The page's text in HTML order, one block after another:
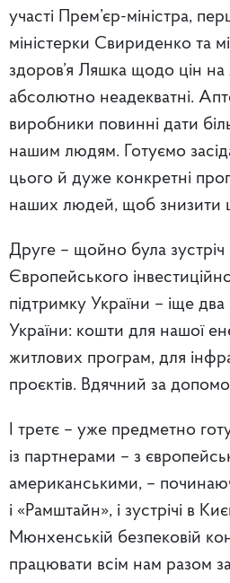
участі Прем’єр-міністра,
міністерки Свириденко та
здоров’я Ляшка щодо цін на
абсолютно неадекватні.
виробники повинні дати
нашим людям. Готуємо
цього й дуже конкретні
наших людей, щоб знизити
Друге – щойно була зустріч
Європейського
підтримку України – іще
України: кошти для нашої
житлових програм, для
проєктів. Вдячний за
І третє – уже предметно
із партнерами – з
американськими, –
і «Рамштайн», і зустрічі в
Мюнхенській безпековій
працювати всім нам разом